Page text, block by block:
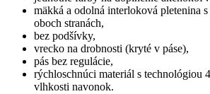
mäkká a odolná interloková pletenina
oboch stranách,
bez podšívky,
vrecko na drobnosti (kryté v páse),
pás bez regulácie,
rýchloschnúci materiál s technológiou
vlhkosti navonok.